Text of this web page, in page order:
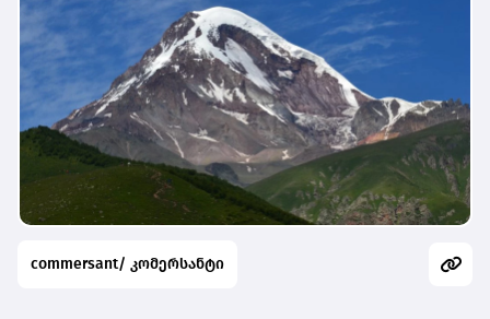
commersant/ კომერსანტი